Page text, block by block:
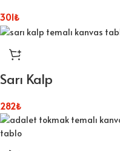
301₺
Sarı Kalp
282₺